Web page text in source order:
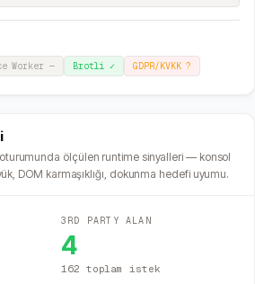
Worker — Brotli✓ GDPR/KVKK?
ölçülen runtime sinyalleri — konsol
DOM karmaşıklığı, dokunma hedefi uyumu.
3RD PARTY ALAN
4
162 toplam istek